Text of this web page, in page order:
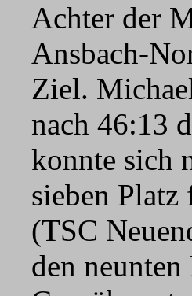
Achter der
Ansbach-
Ziel.
nach 46:13
konnte sich
sieben
(TSC
den